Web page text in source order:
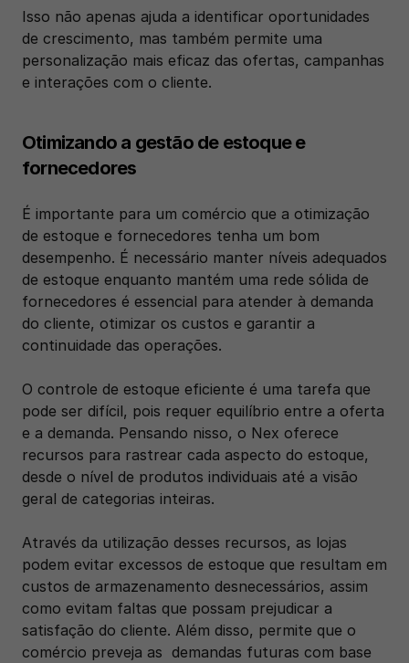
Isso não apenas ajuda a identificar oportunidades
de crescimento, mas também permite uma
personalização mais eficaz das ofertas, campanhas
e interações com o cliente.
Otimizando a gestão de estoque e
fornecedores
É importante para um comércio que a otimização
de estoque e fornecedores tenha um bom
desempenho. É necessário manter níveis adequados
de estoque enquanto mantém uma rede sólida de
fornecedores é essencial para atender à demanda
do cliente, otimizar os custos e garantir a
continuidade das operações.
O controle de estoque eficiente é uma tarefa que
pode ser difícil, pois requer equilíbrio entre a oferta
e a demanda. Pensando nisso, o Nex oferece
recursos para rastrear cada aspecto do estoque,
desde o nível de produtos individuais até a visão
geral de categorias inteiras.
Através da utilização desses recursos, as lojas
podem evitar excessos de estoque que resultam em
custos de armazenamento desnecessários, assim
como evitam faltas que possam prejudicar a
satisfação do cliente. Além disso, permite que o
comércio preveja as  demandas futuras com base